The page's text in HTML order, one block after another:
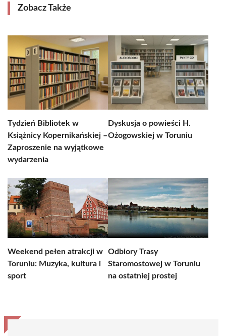
Zobacz Także
Tydzień Bibliotek w
Książnicy Kopernikańskiej –
Zaproszenie na wyjątkowe
wydarzenia
Dyskusja o powieści H.
Ożogowskiej w Toruniu
Weekend pełen atrakcji w
Toruniu: Muzyka, kultura i
sport
Odbiory Trasy
Staromostowej w Toruniu
na ostatniej prostej